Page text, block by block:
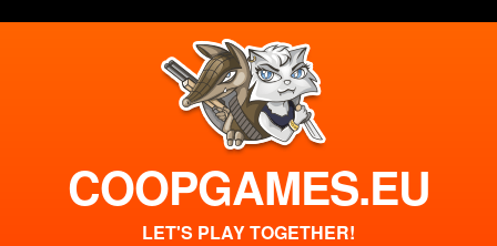
COOPGAMES.EU
LET'S PLAY TOGETHER!